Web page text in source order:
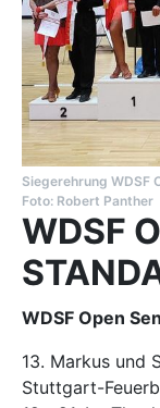
Siegerehrung WDSF
Foto: Robert Panther
WDSF
WDSF Open
13. Markus und
Stuttgart-